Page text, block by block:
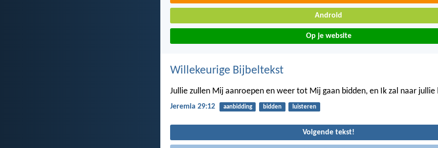
Android
Op je website
Willekeurige Bijbeltekst
Jullie zullen Mij aanroepen en weer tot Mij gaan bidden, en Ik zal naar jullie
Jeremia 29:12 aanbidding bidden luisteren
Volgende tekst!